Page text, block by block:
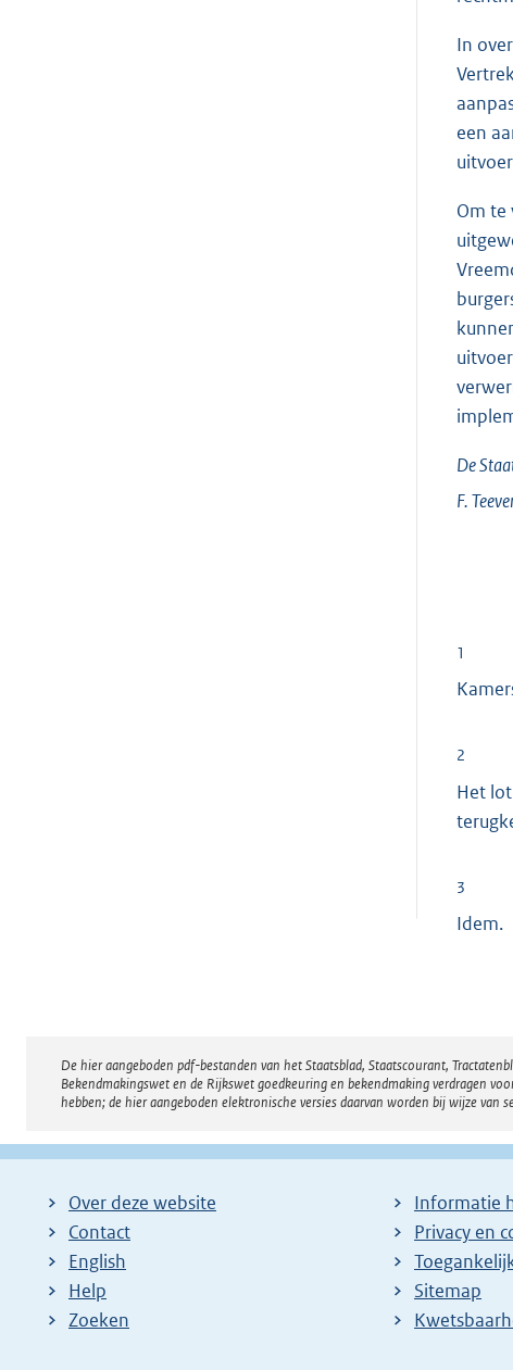
In
een
Om te
De
F.
1
2
Het
3
Idem.
Disclaimer
De hier aangeboden pdf-bestanden van het Staatsblad, Staatscourant,
Bekendmakingswet en de Rijkswet goedkeuring en bekendmaking verdragen
hebben; de hier aangeboden elektronische versies daarvan worden bij wijze van
Over deze website
Contact
English
Help
Zoeken
Informatie
Privacy en
Sitemap
E